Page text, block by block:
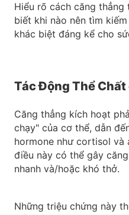
Hiểu rõ cách căng
biết khi nào nên tìm
khác biệt đáng kể cho
Tác Động Thể
Căng thẳng kích hoạt
chạy" của cơ thể, dẫn
hormone như cortisol và
điều này có thể gây
nhanh và/hoặc khó thở.
Những triệu chứng này